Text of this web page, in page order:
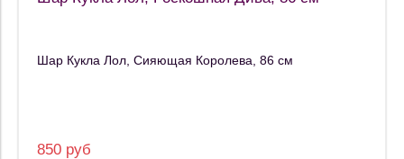
Шар Кукла Лол, Сияющая Королева, 86 см
850 руб